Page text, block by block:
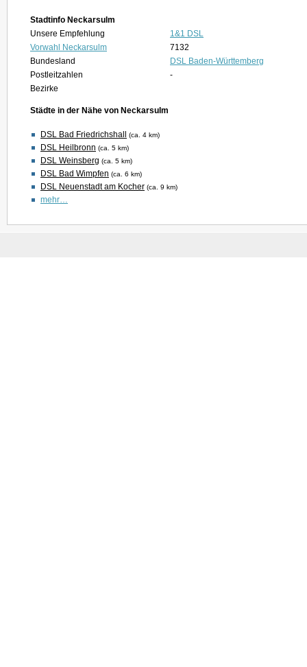
Stadtinfo Neckarsulm
Unsere Empfehlung
1&1 DSL
Vorwahl Neckarsulm
7132
Bundesland
DSL Baden-Württemberg
Postleitzahlen
-
Bezirke
Städte in der Nähe von Neckarsulm
DSL Bad Friedrichshall (ca. 4 km)
DSL Heilbronn (ca. 5 km)
DSL Weinsberg (ca. 5 km)
DSL Bad Wimpfen (ca. 6 km)
DSL Neuenstadt am Kocher (ca. 9 km)
mehr…